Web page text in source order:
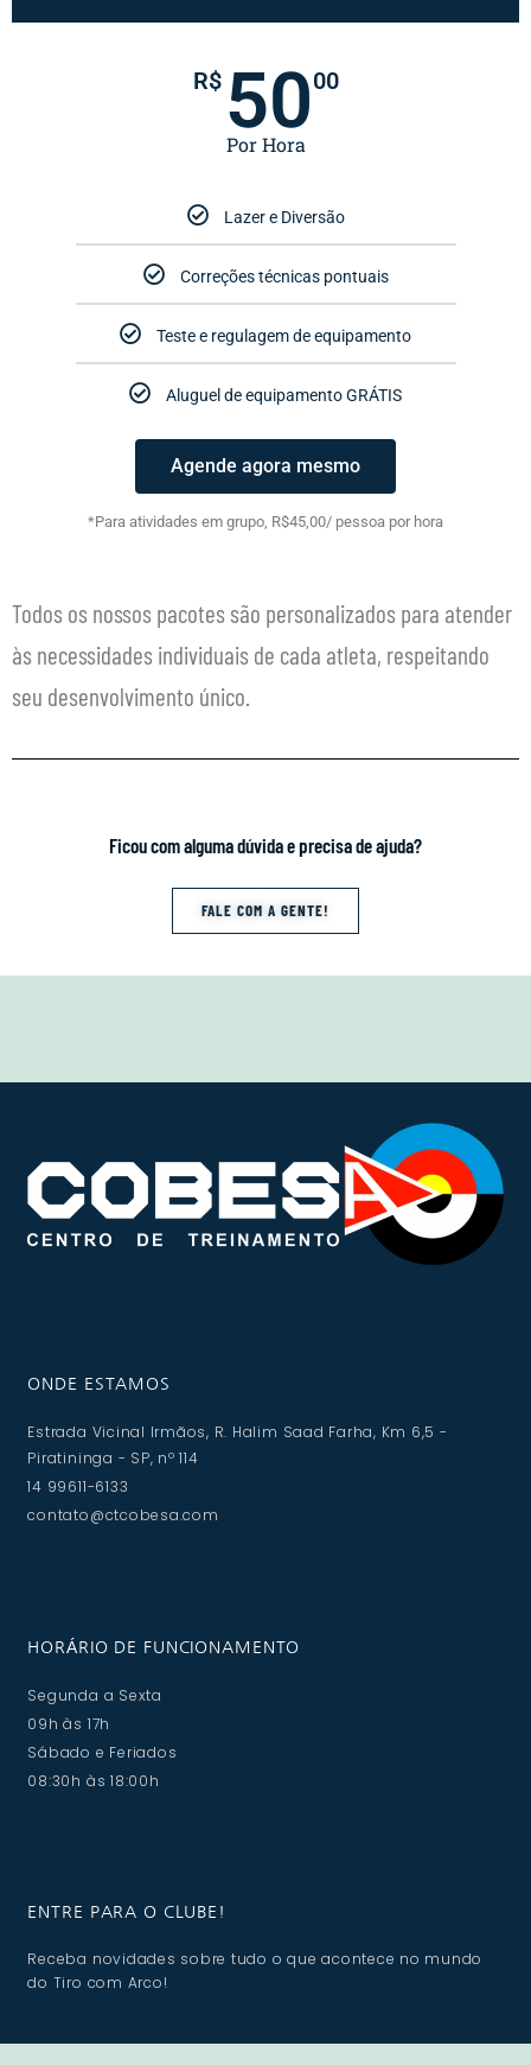
R$ 5000
Por Hora
Lazer e Diversão
Correções técnicas pontuais
Teste e regulagem de equipamento
Aluguel de equipamento GRÁTIS
Agende agora mesmo
*Para atividades em grupo, R$45,00/ pessoa por hora
Todos os nossos pacotes são personalizados para atender
às necessidades individuais de cada atleta, respeitando
seu desenvolvimento único.
Ficou com alguma dúvida e precisa de ajuda?
FALE COM A GENTE!
ONDE ESTAMOS
Estrada Vicinal Irmãos, R. Halim Saad Farha, Km 6,5 -
Piratininga - SP, nº 114
14 99611-6133
contato@ctcobesa.com
HORÁRIO DE FUNCIONAMENTO
Segunda a Sexta
09h às 17h
Sábado e Feriados
08:30h às 18:00h
ENTRE PARA O CLUBE!
Receba novidades sobre tudo o que acontece no mundo
do Tiro com Arco!